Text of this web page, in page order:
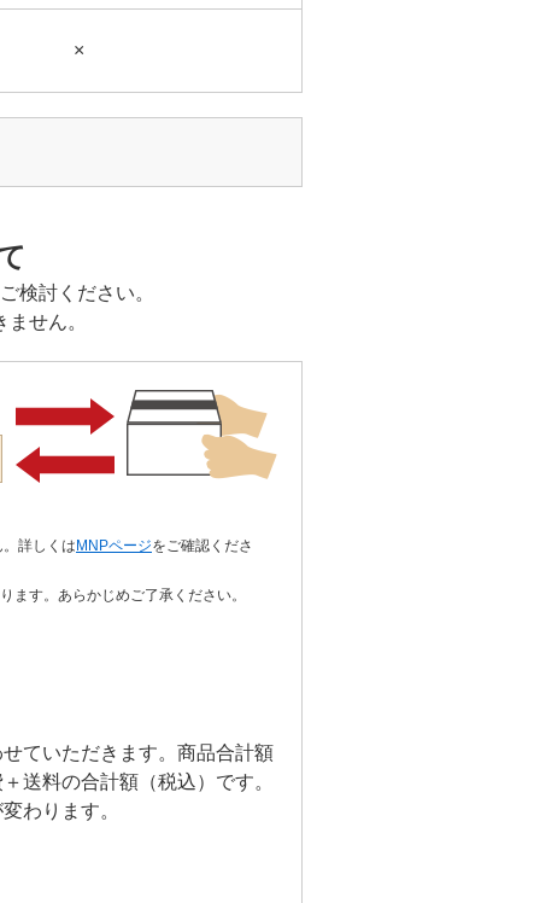
×
検討ください。
せん。
詳しくはMNPページをご確認くださ
ます。あらかじめご了承ください。
ていただきます。商品合計額
送料の合計額（税込）です。
わります。